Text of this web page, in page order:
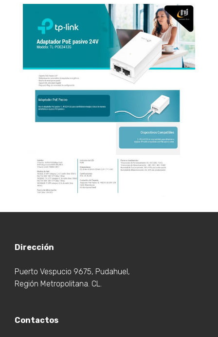
Dirección
Puerto Vespucio 9675, Pudahuel,
Región Metropolitana. CL.
Contactos